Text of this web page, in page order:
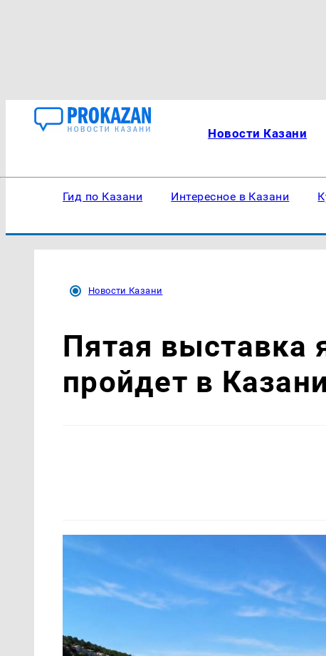
Новости Казани
Гид по Казани Интересное в Казани
Новости Казани
Пятая выставка
пройдет в